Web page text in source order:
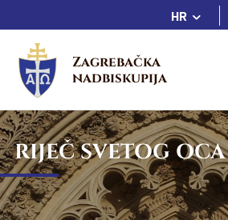
HR
Zagrebačka
nadbiskupija
RIJEČ SVETOG OCA